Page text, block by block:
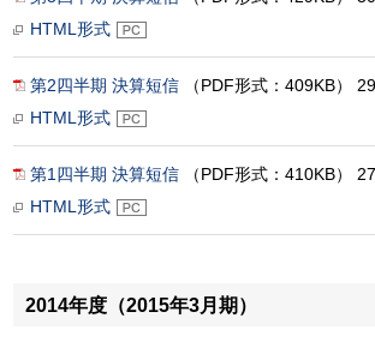
HTML形式
第2四半期 決算短信 （PDF形式：409KB）
HTML形式
第1四半期 決算短信 （PDF形式：410KB）
HTML形式
2014年度（2015年3月期）